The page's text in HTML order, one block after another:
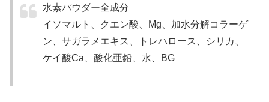
水素パウダー全成分
イソマルト、クエン酸、Mg、加水分解コラーゲ
ン、サガラメエキス、トレハロース、シリカ、
ケイ酸Ca、酸化亜鉛、水、BG